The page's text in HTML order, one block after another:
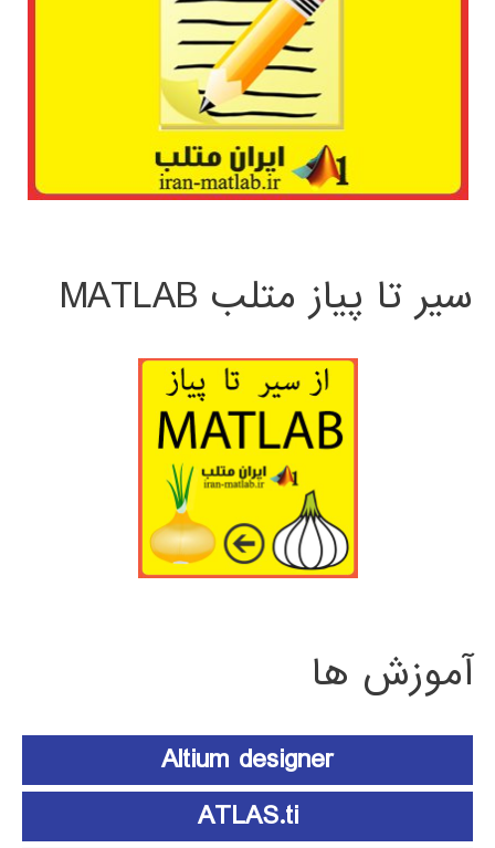
سیر تا پیاز متلب MATLAB
آموزش ها
Altium designer
ATLAS.ti